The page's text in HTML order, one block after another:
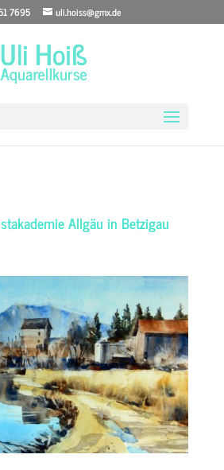
7695 uli.hoiss@gmx.de
Allgäu in Betzigau